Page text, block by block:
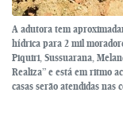
A adutora tem
hídrica para 2 mil
Piquiri, Sussuarana,
Realiza” e está em ritmo
casas serão atendidas nas